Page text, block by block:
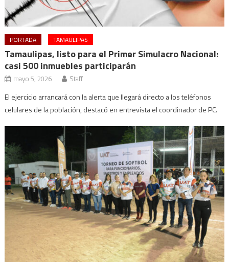
PORTADA TAMAULIPAS
Tamaulipas, listo para el Primer Simulacro Nacional:
casi 500 inmuebles participarán
mayo 5, 2026 Staff
El ejercicio arrancará con la alerta que llegará directo a los teléfonos
celulares de la población, destacó en entrevista el coordinador de PC.